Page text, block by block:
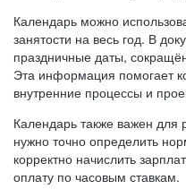
Календарь можно
занятости на весь год. В
праздничные даты,
Эта информация помогает
внутренние процессы и
Календарь также важен для
нужно точно определить
корректно начислить
оплату по часовым ставкам.